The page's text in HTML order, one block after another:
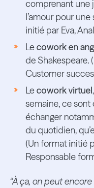
comprenant une
l’amour pour
initié par Eva,
Lecowork en
de Shakespeare.
Customer
Lecowork virtuel
semaine, ce sont
échanger
du quotidien,
(Un format initié
Responsable
“À ça, on peut